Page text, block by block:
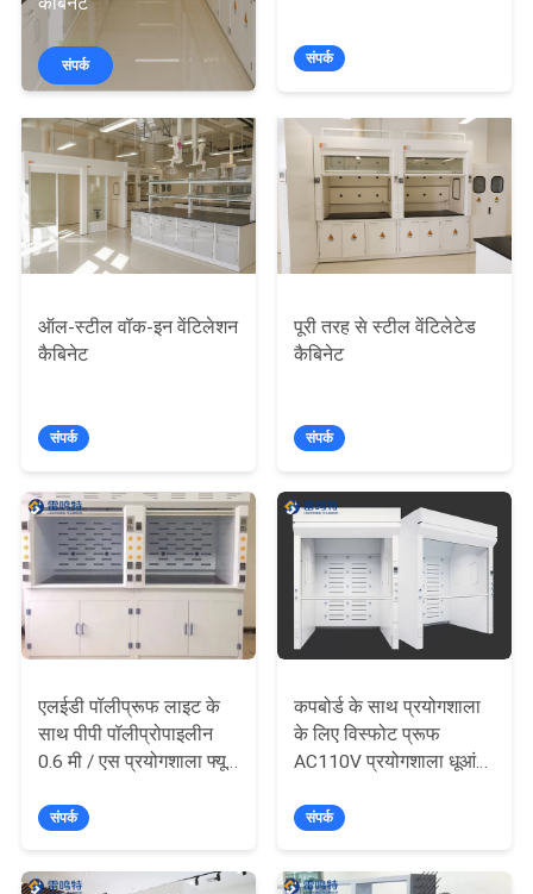
गुणवत्ता
नियंत्रण
हमसे
संपर्क
करें
समाचार
उद्धरण
का
अनुरोध
करें
साइटमैप
PRIVACY
POLICY
संपर्क संपर्क
ऑल-स्टील वॉक-इन वेंटिलेशन
कैबिनेट
संपर्क
पूरी तरह से स्टील वेंटिलेटेड
कैबिनेट
संपर्क
एलईडी पॉलीप्रूफ लाइट के
साथ पीपी पॉलीप्रोपाइलीन
0.6 मी / एस प्रयोगशाला फ्यूम
संपर्क
कपबोर्ड के साथ प्रयोगशाला
के लिए विस्फोट प्रूफ
AC110V प्रयोगशाला धूआं
संपर्क